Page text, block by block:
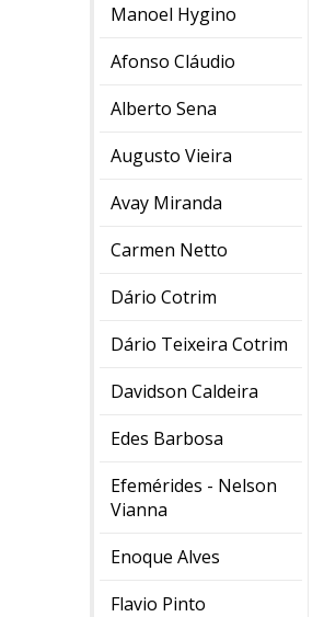
Manoel Hygino
Afonso Cláudio
Alberto Sena
Augusto Vieira
Avay Miranda
Carmen Netto
Dário Cotrim
Dário Teixeira Cotrim
Davidson Caldeira
Edes Barbosa
Efemérides - Nelson
Vianna
Enoque Alves
Flavio Pinto